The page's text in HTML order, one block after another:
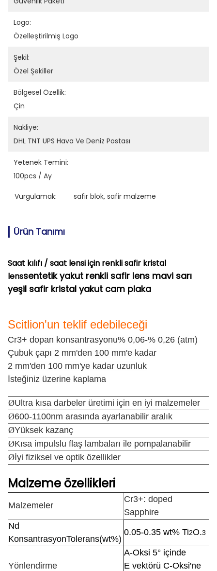
Logo:
Özelleştirilmiş Logo
Şekil:
Özel Şekiller
Bölgesel Özellik:
Çin
Nakliye:
DHL TNT UPS Hava Ve Deniz Postası
Yetenek Temini:
100pcs / Ay
Vurgulamak: safir blok, safir malzeme
Ürün Tanımı
Saat kılıfı / saat lensi için renkli safir kristal
lenssentetik yakut renkli safir lens mavi sarı
yeşil safir kristal yakut cam plaka
Scitlion'un teklif edebileceği
Cr3+ dopan konsantrasyonu% 0,06-% 0,26 (atm)
Çubuk çapı 2 mm'den 100 mm'e kadar
2 mm'den 100 mm'ye kadar uzunluk
İsteğiniz üzerine kaplama
ØUltra kısa darbeler üretimi için en iyi malzemeler
Ø600-1100nm arasında ayarlanabilir aralık
ØYüksek kazanç
ØKısa impulslu flaş lambaları ile pompalanabilir
Øİyi fiziksel ve optik özellikler
Malzeme özellikleri
Malzemeler
Cr3+: doped
Sapphire
Nd
KonsantrasyonTolerans(wt%)
0.05-0.35 wt% Ti2O.3
Yönlendirme
A-Oksi 5° içinde
E vektörü C-Oksi'ne